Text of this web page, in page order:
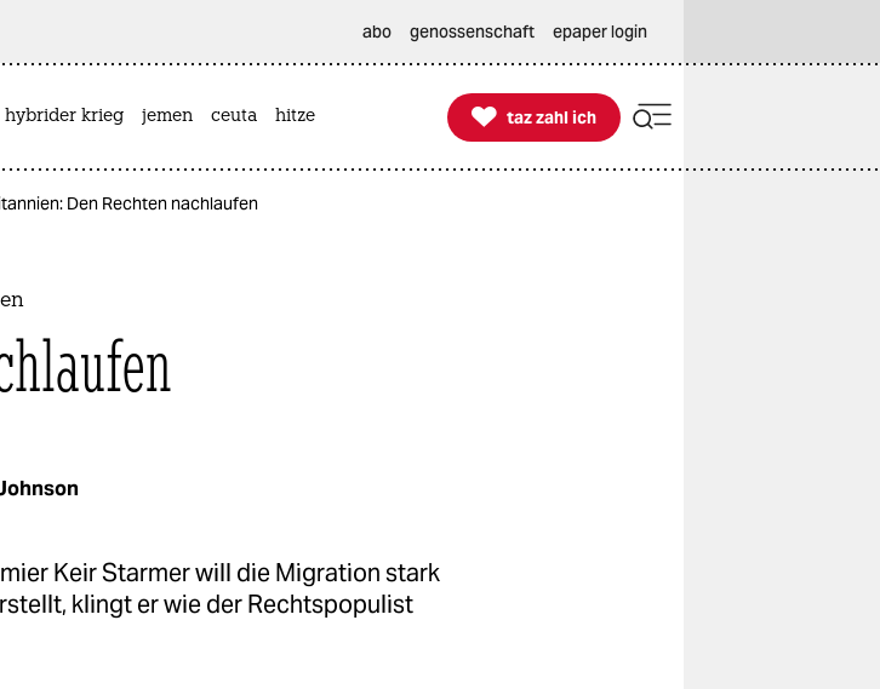
abo genossenschaft epaper login
hybrider krieg jemen ceuta hitze 
taz zahl ich
taz zahl ich
Den Rechten nachlaufen
Keir Starmer will die Migration stark
klingt er wie der Rechtspopulist